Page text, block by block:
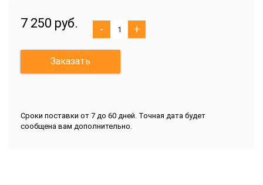
7 250 руб. - +
Заказать
Сроки поставки от 7 до 60 дней. Точная дата будет
сообщена вам дополнительно.